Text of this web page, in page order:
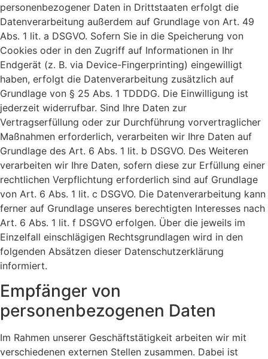
personenbezogener Daten in Drittstaaten erfolgt die
Datenverarbeitung außerdem auf Grundlage von Art. 49
Abs. 1 lit. a DSGVO. Sofern Sie in die Speicherung von
Cookies oder in den Zugriff auf Informationen in Ihr
Endgerät (z. B. via Device-Fingerprinting) eingewilligt
haben, erfolgt die Datenverarbeitung zusätzlich auf
Grundlage von § 25 Abs. 1 TDDDG. Die Einwilligung ist
jederzeit widerrufbar. Sind Ihre Daten zur
Vertragserfüllung oder zur Durchführung vorvertraglicher
Maßnahmen erforderlich, verarbeiten wir Ihre Daten auf
Grundlage des Art. 6 Abs. 1 lit. b DSGVO. Des Weiteren
verarbeiten wir Ihre Daten, sofern diese zur Erfüllung einer
rechtlichen Verpflichtung erforderlich sind auf Grundlage
von Art. 6 Abs. 1 lit. c DSGVO. Die Datenverarbeitung kann
ferner auf Grundlage unseres berechtigten Interesses nach
Art. 6 Abs. 1 lit. f DSGVO erfolgen. Über die jeweils im
Einzelfall einschlägigen Rechtsgrundlagen wird in den
folgenden Absätzen dieser Datenschutzerklärung
informiert.
Empfänger von
personenbezogenen Daten
Im Rahmen unserer Geschäftstätigkeit arbeiten wir mit
verschiedenen externen Stellen zusammen. Dabei ist